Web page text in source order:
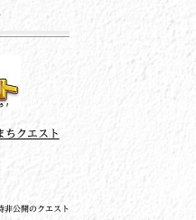
ちクエスト
公開のクエスト